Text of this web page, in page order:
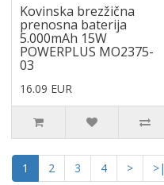
Kovinska brezžična
prenosna baterija
5.000mAh 15W
POWERPLUS MO2375-
03
16.09 EUR
1 2 3 4 >
>|